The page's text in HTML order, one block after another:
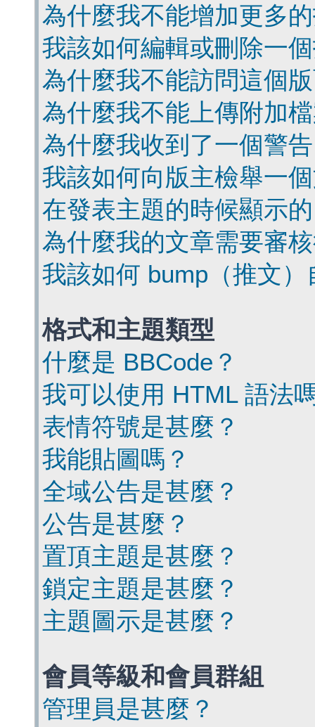
為什麼我不能增加更多
我該如何編輯或刪除一
為什麼我不能訪問這個
為什麼我不能上傳附加
為什麼我收到了一個警
我該如何向版主檢舉一
在發表主題的時候顯示
為什麼我的文章需要審
我該如何 bump（推文
格式和主題類型
什麼是 BBCode？
我可以使用 HTML 語法
表情符號是甚麼？
我能貼圖嗎？
全域公告是甚麼？
公告是甚麼？
置頂主題是甚麼？
鎖定主題是甚麼？
主題圖示是甚麼？
會員等級和會員群組
管理員是甚麼？